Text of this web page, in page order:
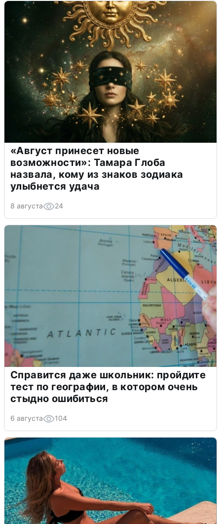
«Август принесет новые
возможности»: Тамара Глоба
назвала, кому из знаков зодиака
улыбнется удача
8 августа 24
Справится даже школьник: пройдите
тест по географии, в котором очень
стыдно ошибиться
6 августа 104